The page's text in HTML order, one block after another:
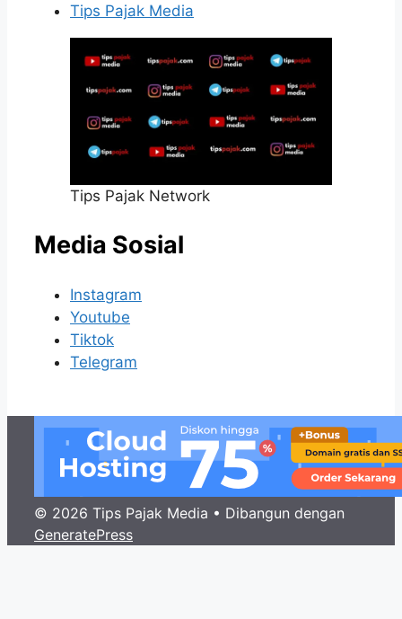
Tips Pajak Media
Tips Pajak Network
Media Sosial
Instagram
Youtube
Tiktok
Telegram
© 2026 Tips Pajak Media • Dibangun dengan
GeneratePress